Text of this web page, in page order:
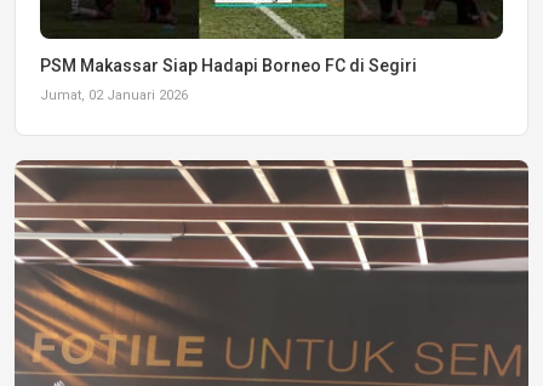
PSM Makassar Siap Hadapi Borneo FC di Segiri
Jumat, 02 Januari 2026